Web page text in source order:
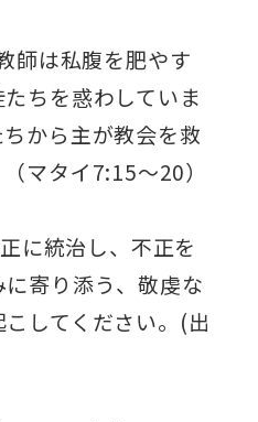
師は私腹を肥やす
ちを惑わしていま
から主が教会を救
マタイ7:15～20）
に統治し、不正を
寄り添う、敬虔な
してください。(出